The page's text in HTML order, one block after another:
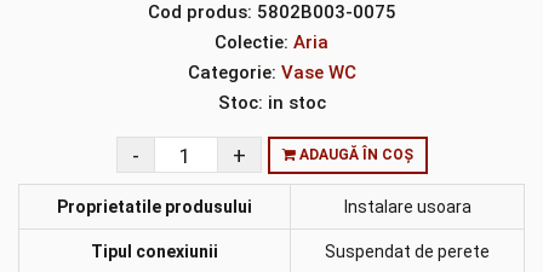
Cod produs: 5802B003-0075
Colectie: Aria
Categorie: Vase WC
Stoc: in stoc
ADAUGĂ ÎN COȘ
Proprietatile produsului Instalare usoara
Tipul conexiunii Suspendat de perete